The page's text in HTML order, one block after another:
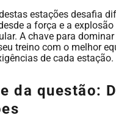
estações desafia
a força e a
A chave para dominar
treino com o melhor
de cada estação.
da questão: